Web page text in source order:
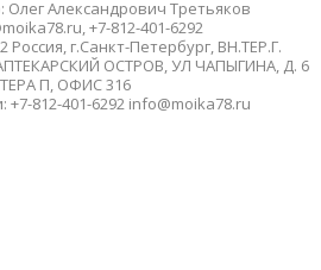
Олег Александрович Третьяков
+7-812-401-6292
Россия, г.Санкт-Петербург, ВН.ТЕР.Г.
ОСТРОВ, УЛ ЧАПЫГИНА, Д. 6
П, ОФИС 316
812-401-6292 info@moika78.ru